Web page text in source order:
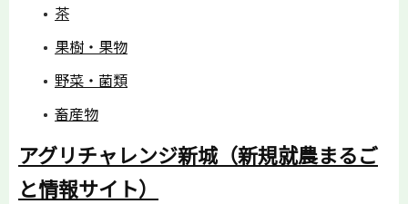
茶
果樹・果物
野菜・菌類
畜産物
アグリチャレンジ新城（新規就農まるご
と情報サイト）